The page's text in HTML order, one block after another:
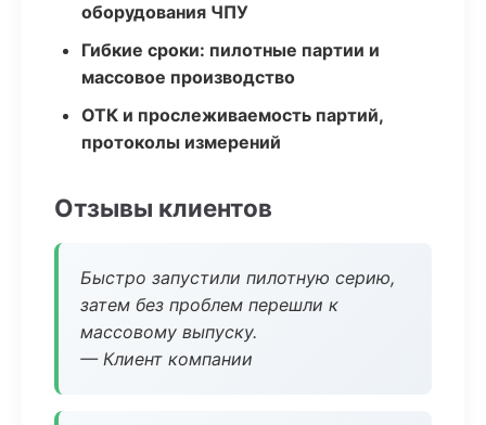
оборудования ЧПУ
Гибкие сроки: пилотные партии и
массовое производство
ОТК и прослеживаемость партий,
протоколы измерений
Отзывы клиентов
Быстро запустили пилотную серию,
затем без проблем перешли к
массовому выпуску.
— Клиент компании